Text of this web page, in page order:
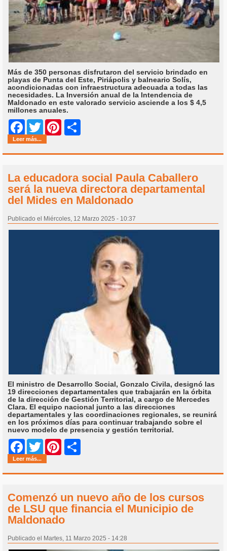
Más de 350 personas disfrutaron del servicio brindado en
playas de Punta del Este, Piriápolis y balneario Solís,
acondicionadas con infraestructura adecuada a todas las
necesidades. La Inversión anual de la Intendencia de
Maldonado en este valorado servicio asciende a los $ 4,5
millones anuales.
Facebook
Twitter Pinterest
Leer más...
La educadora social Paula Caballero
será la nueva directora departamental
del Mides en Maldonado
Publicado el Miércoles, 12 Marzo 2025 - 10:37
El ministro de Desarrollo Social, Gonzalo Civila, designó las
19 direcciones departamentales que trabajarán en la órbita
de la dirección de Gestión Territorial, a cargo de Mercedes
Clara. El equipo nacional junto a las direcciones
departamentales y las coordinaciones regionales, se reunirá
en los próximos días para continuar trabajando sobre el
nuevo modelo de presencia y gestión territorial.
Facebook
Twitter Pinterest
Leer más...
Comenzó un nuevo año de los cursos
de LSU que financia el Municipio de
Maldonado
Publicado el Martes, 11 Marzo 2025 - 14:28